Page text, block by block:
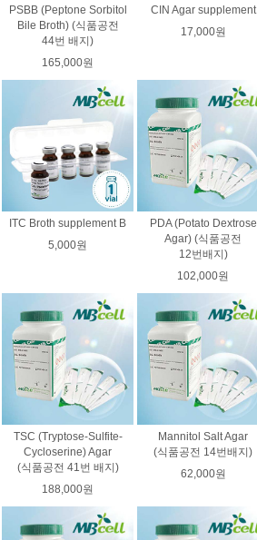
PSBB (Peptone Sorbitol
Bile Broth) (식품공전
44번 배지)
165,000원
CIN Agar supplement
17,000원
ITC Broth supplement B
5,000원
PDA (Potato Dextrose
Agar) (식품공전
12번배지)
102,000원
TSC (Tryptose-Sulfite-
Cycloserine) Agar
(식품공전 41번 배지)
188,000원
Mannitol Salt Agar
(식품공전 14번배지)
62,000원